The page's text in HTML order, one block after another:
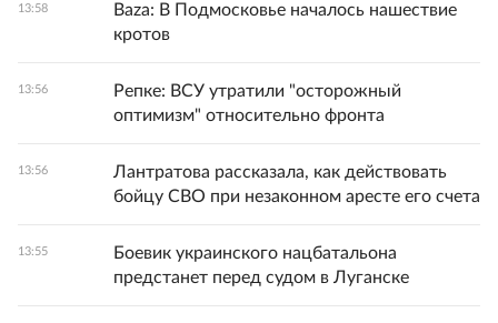
13:58
Baza: В Подмосковье началось нашествие
кротов
13:56
Репке: ВСУ утратили "осторожный
оптимизм" относительно фронта
13:56
Лантратова рассказала, как действовать
бойцу СВО при незаконном аресте его счета
13:55
Боевик украинского нацбатальона
предстанет перед судом в Луганске